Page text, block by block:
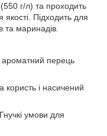
г/л) та проходить
Підходить для
та маринадів.
ароматний перець
користь і насичений
Гнучкі умови для